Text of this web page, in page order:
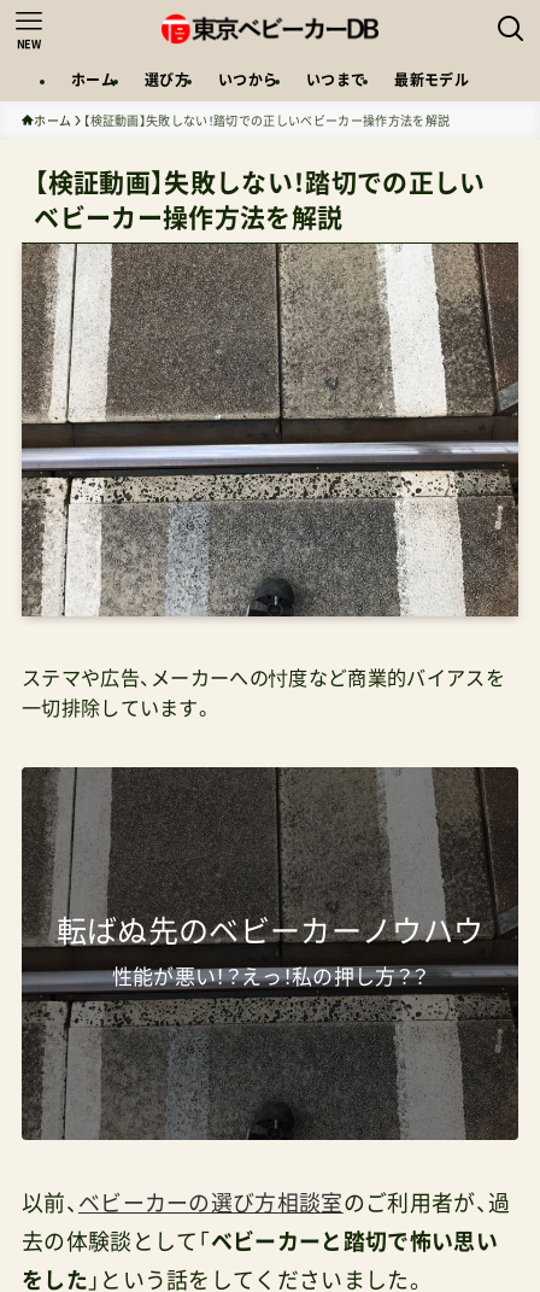
NEW
ホーム 選び方 いつから いつまで 最新モデル
ホーム 【検証動画】失敗しない！踏切での正しいベビーカー操作方法を解説
【検証動画】失敗しない！踏切での正しい
ベビーカー操作方法を解説
ステマや広告、メーカーへの忖度など商業的バイアスを
一切排除しています。
転ばぬ先のベビーカーノウハウ
性能が悪い！？えっ！私の押し方？？
以前、 ベビーカーの選び方相談室のご利用者が、過
去の体験談として「 ベビーカーと踏切で怖い思い
をした 」という話をしてくださいました。